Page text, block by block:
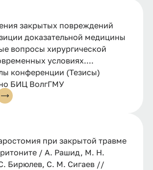
закрытых повреждений
доказательной медицины
вопросы хирургической
условиях....
конференции (Тезисы)
БИЦ ВолгГМУ
при закрытой травме
/ А. Рашид, М. Н.
Бирюлев, С. М. Сигаев //